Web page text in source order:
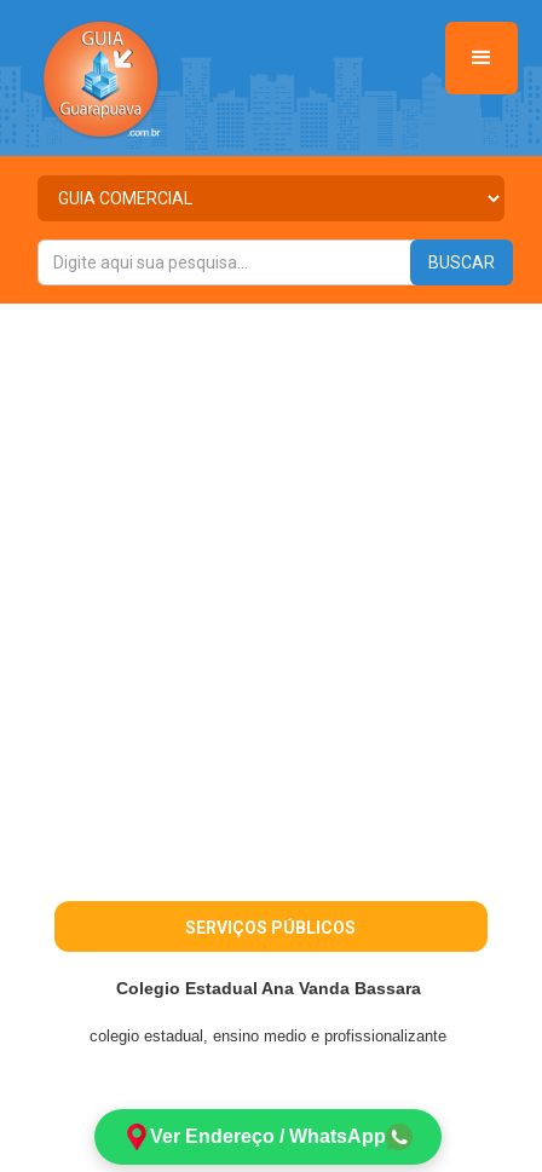
SERVIÇOS PÚBLICOS
Colegio Estadual Ana Vanda Bassara
colegio estadual, ensino medio e profissionalizante
Ver Endereço / WhatsApp